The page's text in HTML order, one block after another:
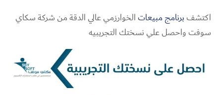
اكتشفبرنامج مبيعاتالخوارزمي عالي الدقة من شركة سكاي
سوفت واحصل علي نسختك التجريبيه